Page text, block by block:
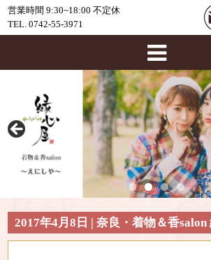
営業時間 9:30~18:00 不定休
TEL. 0742-55-3971
2017年4月8日 | 奈良・着物＆香salon